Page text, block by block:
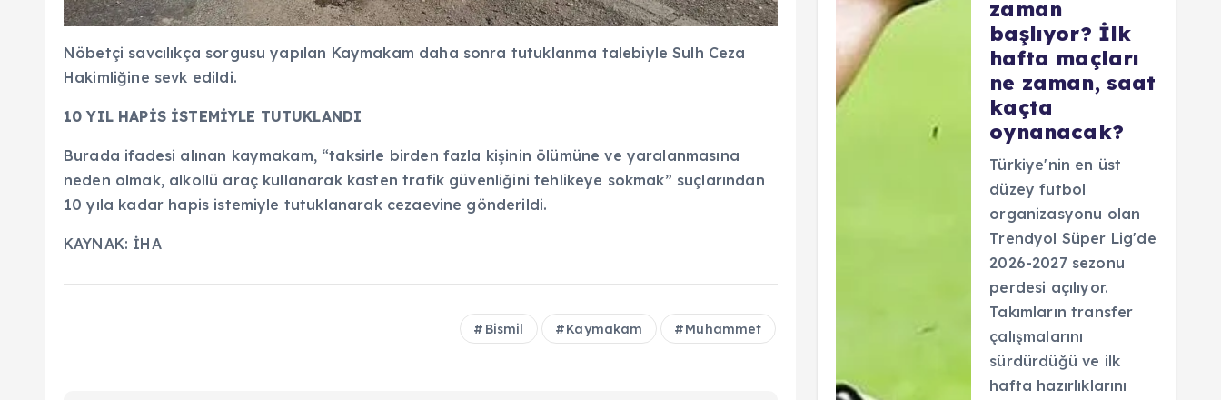
Nöbetçi savcılıkça sorgusu yapılan Kaymakam daha sonra tutuklanma talebiyle Sulh Ceza
Hakimliğine sevk edildi.
10 YIL HAPİS İSTEMİYLE TUTUKLANDI
Burada ifadesi alınan kaymakam, “taksirle birden fazla kişinin ölümüne ve yaralanmasına
neden olmak, alkollü araç kullanarak kasten trafik güvenliğini tehlikeye sokmak” suçlarından
10 yıla kadar hapis istemiyle tutuklanarak cezaevine gönderildi.
KAYNAK: İHA
Bismil Kaymakam Muhammet
zaman
başlıyor? İlk
hafta maçları
ne zaman, saat
kaçta
oynanacak?
Türkiye'nin en üst
düzey futbol
organizasyonu olan
Trendyol Süper Lig'de
2026-2027 sezonu
perdesi açılıyor.
Takımların transfer
çalışmalarını
sürdürdüğü ve ilk
hafta hazırlıklarını